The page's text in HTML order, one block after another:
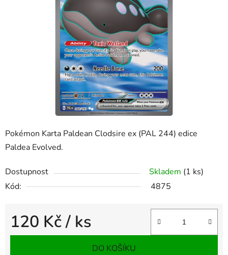
Pokémon Karta Paldean Clodsire ex (PAL 244) edice
Paldea Evolved.
Dostupnost Skladem (1 ks)
Kód:
4875
120 Kč/ ks
Měrná cena:
DO KOŠÍKU